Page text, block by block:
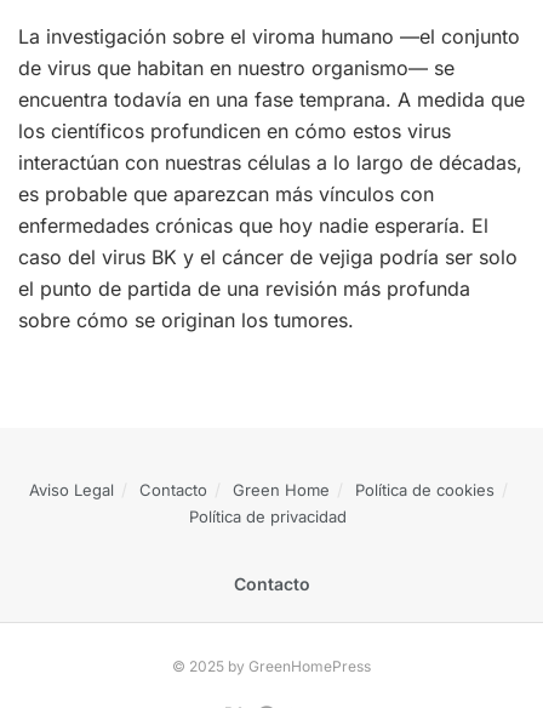
La investigación sobre el viroma humano —el conjunto
de virus que habitan en nuestro organismo— se
encuentra todavía en una fase temprana. A medida que
los científicos profundicen en cómo estos virus
interactúan con nuestras células a lo largo de décadas,
es probable que aparezcan más vínculos con
enfermedades crónicas que hoy nadie esperaría. El
caso del virus BK y el cáncer de vejiga podría ser solo
el punto de partida de una revisión más profunda
sobre cómo se originan los tumores.
Aviso Legal Contacto Green Home
Política de cookies
Política de privacidad
Contacto
© 2025 by GreenHomePress